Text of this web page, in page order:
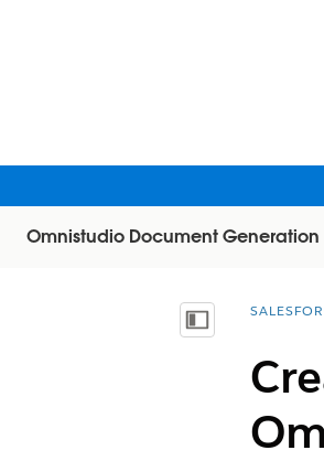
Omnistudio Document Generation
目次を表示You are